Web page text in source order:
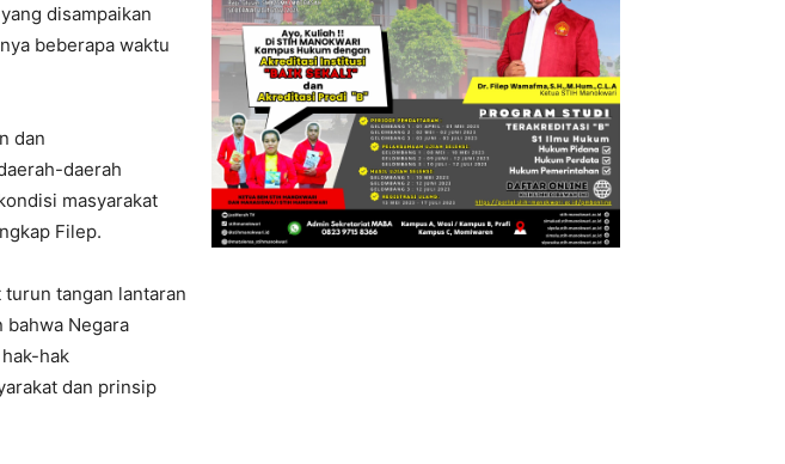
disampaikan
beberapa waktu
dan
daerah
masyarakat
Filep.
tangan lantaran
bahwa Negara
hak
dan prinsip